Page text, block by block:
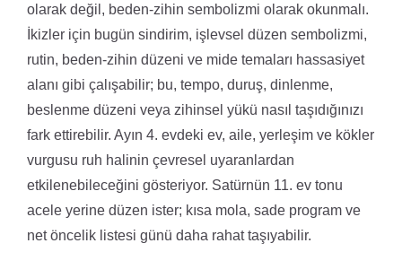
olarak değil, beden-zihin sembolizmi olarak okunmalı.
İkizler için bugün sindirim, işlevsel düzen sembolizmi,
rutin, beden-zihin düzeni ve mide temaları hassasiyet
alanı gibi çalışabilir; bu, tempo, duruş, dinlenme,
beslenme düzeni veya zihinsel yükü nasıl taşıdığınızı
fark ettirebilir. Ayın 4. evdeki ev, aile, yerleşim ve kökler
vurgusu ruh halinin çevresel uyaranlardan
etkilenebileceğini gösteriyor. Satürnün 11. ev tonu
acele yerine düzen ister; kısa mola, sade program ve
net öncelik listesi günü daha rahat taşıyabilir.